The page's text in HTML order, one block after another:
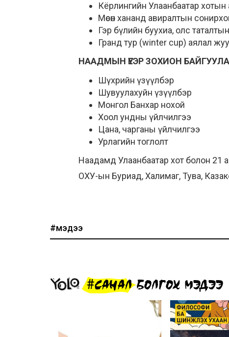
Кёрлингийн Улаанбаатар
Мөсөн хананд авиралтын
Гэр бүлийн буухиа, олс
Гранд тур (winter cup) аялал
НААДМЫН ҮЕЭР ЗОХИОН
Шүхрийн үзүүлбэр
Шувуулахуйн үзүүлбэр
Монгол Банхар нохой
Хоол ундны үйлчилгээ
Цана, чарганы үйлчилгээ
Урлагийн тоглолт
Наадамд Улаанбаатар хот болон
ОХУ-ын Буриад, Халимаг, Тува,
#мэдээ
#САНАЛ БОЛГОХ МЭДЭЭ